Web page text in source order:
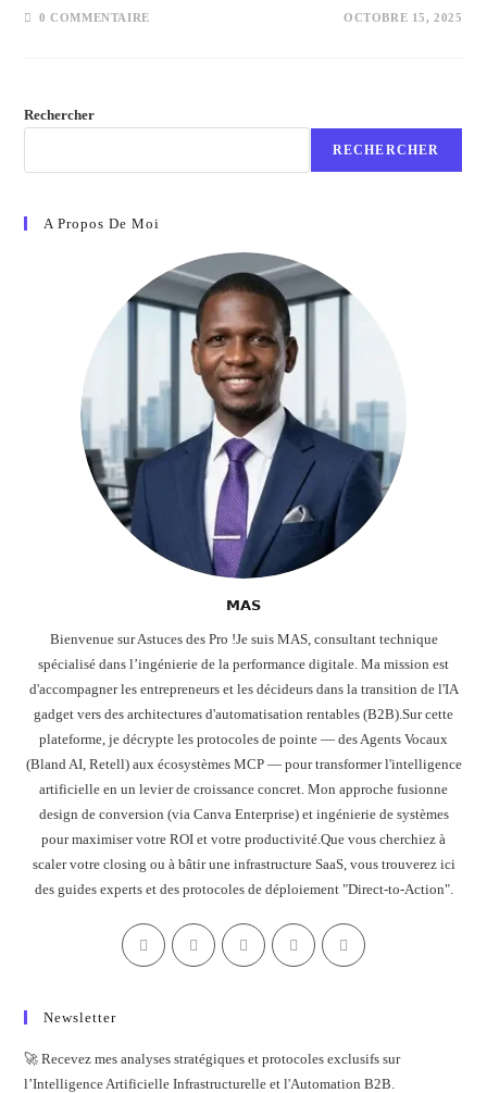
0 COMMENTAIRE OCTOBRE 15, 2025
Rechercher
RECHERCHER
A Propos De Moi
𝗠𝗔𝗦
Bienvenue sur Astuces des Pro !Je suis MAS, consultant technique
spécialisé dans l’ingénierie de la performance digitale. Ma mission est
d'accompagner les entrepreneurs et les décideurs dans la transition de l'IA
gadget vers des architectures d'automatisation rentables (B2B).Sur cette
plateforme, je décrypte les protocoles de pointe — des Agents Vocaux
(Bland AI, Retell) aux écosystèmes MCP — pour transformer l'intelligence
artificielle en un levier de croissance concret. Mon approche fusionne
design de conversion (via Canva Enterprise) et ingénierie de systèmes
pour maximiser votre ROI et votre productivité.Que vous cherchiez à
scaler votre closing ou à bâtir une infrastructure SaaS, vous trouverez ici
des guides experts et des protocoles de déploiement "Direct-to-Action".
Newsletter
🚀 Recevez mes analyses stratégiques et protocoles exclusifs sur
l’Intelligence Artificielle Infrastructurelle et l'Automation B2B.